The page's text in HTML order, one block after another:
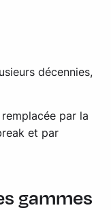
décennies,
remplacée par la
et par
gammes